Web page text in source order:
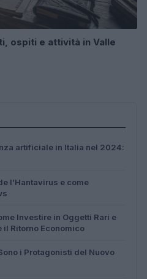
ospiti e attività in Valle
artificiale in Italia nel 2024:
l’Hantavirus e come
Investire in Oggetti Rari e
Ritorno Economico
i Protagonisti del Nuovo